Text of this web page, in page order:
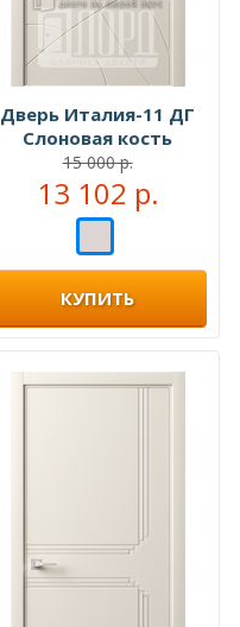
Дверь Италия-11 ДГ
Слоновая кость
15 000 р.
13 102 р.
КУПИТЬ